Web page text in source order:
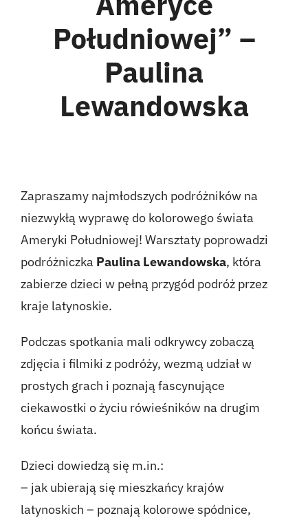
Kontakt
Południowej” –
Paulina
Lewandowska
Zapraszamy najmłodszych podróżników na
niezwykłą wyprawę do kolorowego świata
Ameryki Południowej! Warsztaty poprowadzi
podróżniczka Paulina Lewandowska, która
zabierze dzieci w pełną przygód podróż przez
kraje latynoskie.
Podczas spotkania mali odkrywcy zobaczą
zdjęcia i filmiki z podróży, wezmą udział w
prostych grach i poznają fascynujące
ciekawostki o życiu rówieśników na drugim
końcu świata.
Dzieci dowiedzą się m.in.:
– jak ubierają się mieszkańcy krajów
latynoskich – poznają kolorowe spódnice,